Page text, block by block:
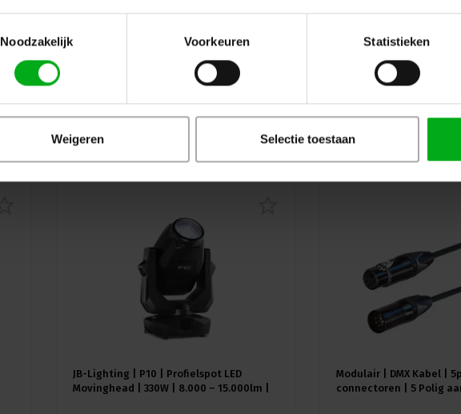
Noodzakelijk
Voorkeuren Statistieken
Weigeren Selectie toestaan
Nieuw
JB-Lighting | P10 | Profielspot LED
Movinghead | 330W | 8.000 – 15.000lm |
Modulair | DMX Kabel |
connectoren | 5 Polig